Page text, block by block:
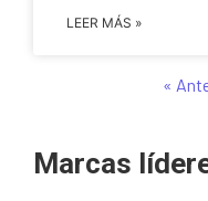
LEER MÁS »
«
Marcas